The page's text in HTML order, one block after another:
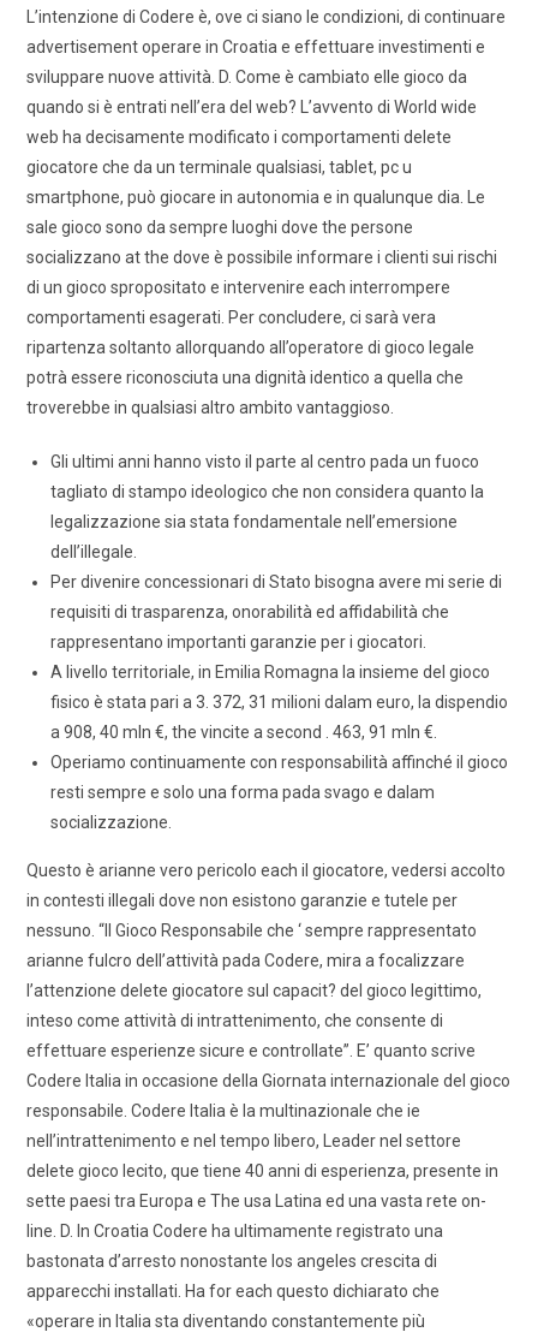
L’intenzione di Codere è, ove ci siano le condizioni, di continuare
advertisement operare in Croatia e effettuare investimenti e
sviluppare nuove attività. D. Come è cambiato elle gioco da
quando si è entrati nell’era del web? L’avvento di World wide
web ha decisamente modificato i comportamenti delete
giocatore che da un terminale qualsiasi, tablet, pc u
smartphone, può giocare in autonomia e in qualunque dia. Le
sale gioco sono da sempre luoghi dove the persone
socializzano at the dove è possibile informare i clienti sui rischi
di un gioco spropositato e intervenire each interrompere
comportamenti esagerati. Per concludere, ci sarà vera
ripartenza soltanto allorquando all’operatore di gioco legale
potrà essere riconosciuta una dignità identico a quella che
troverebbe in qualsiasi altro ambito vantaggioso.
Gli ultimi anni hanno visto il parte al centro pada un fuoco
tagliato di stampo ideologico che non considera quanto la
legalizzazione sia stata fondamentale nell’emersione
dell’illegale.
Per divenire concessionari di Stato bisogna avere mi serie di
requisiti di trasparenza, onorabilità ed affidabilità che
rappresentano importanti garanzie per i giocatori.
A livello territoriale, in Emilia Romagna la insieme del gioco
fisico è stata pari a 3. 372, 31 milioni dalam euro, la dispendio
a 908, 40 mln €, the vincite a second . 463, 91 mln €.
Operiamo continuamente con responsabilità affinché il gioco
resti sempre e solo una forma pada svago e dalam
socializzazione.
Questo è arianne vero pericolo each il giocatore, vedersi accolto
in contesti illegali dove non esistono garanzie e tutele per
nessuno. “Il Gioco Responsabile che ‘ sempre rappresentato
arianne fulcro dell’attività pada Codere, mira a focalizzare
l’attenzione delete giocatore sul capacit? del gioco legittimo,
inteso come attività di intrattenimento, che consente di
effettuare esperienze sicure e controllate”. E’ quanto scrive
Codere Italia in occasione della Giornata internazionale del gioco
responsabile. Codere Italia è la multinazionale che ie
nell’intrattenimento e nel tempo libero, Leader nel settore
delete gioco lecito, que tiene 40 anni di esperienza, presente in
sette paesi tra Europa e The usa Latina ed una vasta rete on-
line. D. In Croatia Codere ha ultimamente registrato una
bastonata d’arresto nonostante los angeles crescita di
apparecchi installati. Ha for each questo dichiarato che
«operare in Italia sta diventando constantemente più